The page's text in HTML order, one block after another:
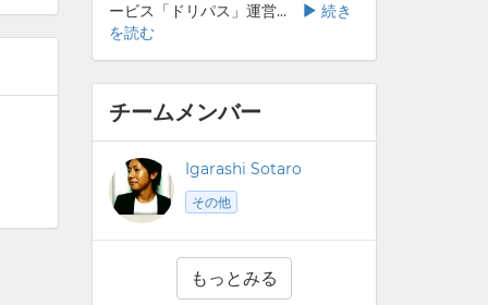
ービス「ドリパス」運営...
続き
を読む
チームメンバー
Igarashi Sotaro
その他
もっとみる